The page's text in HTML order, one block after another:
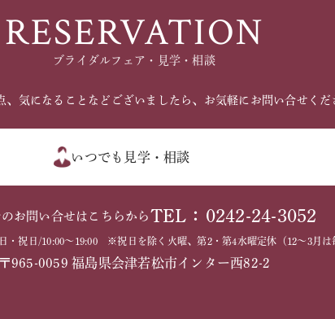
RESERVATION
ブライダルフェア・見学・相談
、気になることなどございましたら、お気軽にお問い合せくだ
いつでも見学・相談
お問い合せはこちらから TEL：0242-24-3052
・祝日/10:00～19:00 ※祝日を除く火曜、第2・第4水曜定休（12～3月は
〒965-0059 福島県会津若松市インター西82-2